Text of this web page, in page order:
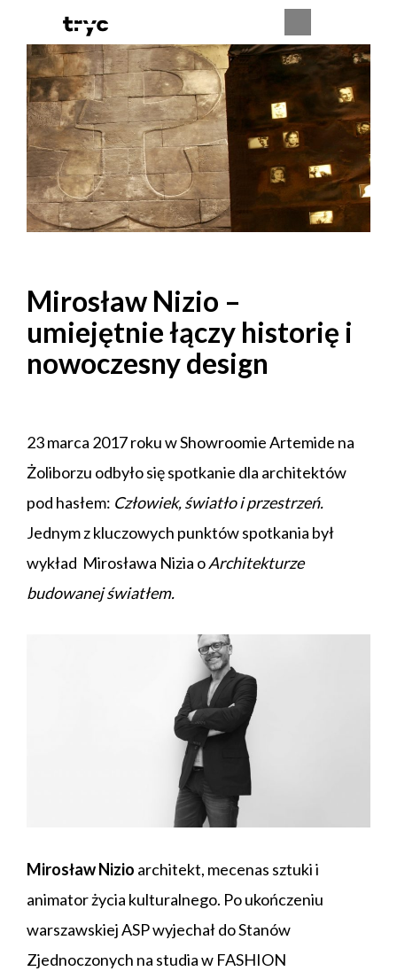
Mirosław Nizio –
umiejętnie łączy historię i
nowoczesny design
23 marca 2017 roku w ShowroomieArtemide na
Żoliborzu odbyło się spotkanie dla architektów
pod hasłem: Człowiek, światło i przestrzeń.
Jednym z kluczowych punktów spotkania był
wykład Mirosława Nizia oArchitekturze
budowanej światłem.
Mirosław Nizio architekt, mecenas sztuki i
animator życia kulturalnego. Po ukończeniu
warszawskiej ASP wyjechał do Stanów
Zjednoczonych na studia w FASHION